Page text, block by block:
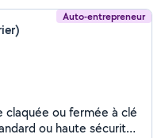
Auto-entrepreneur
ou haute sécurité)